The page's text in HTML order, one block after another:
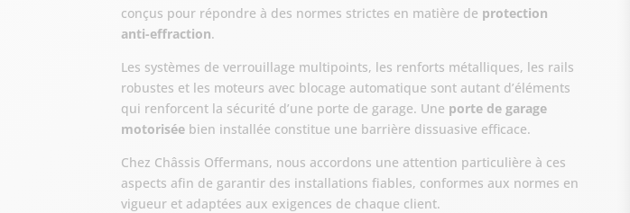
conçus pour répondre à des normes strictes en matière de protection
anti-effraction.
Les systèmes de verrouillage multipoints, les renforts métalliques, les rails
robustes et les moteurs avec blocage automatique sont autant d’éléments
qui renforcent la sécurité d’une porte de garage. Une porte de garage
motorisée bien installée constitue une barrière dissuasive efficace.
Chez Châssis Offermans, nous accordons une attention particulière à ces
aspects afin de garantir des installations fiables, conformes aux normes en
vigueur et adaptées aux exigences de chaque client.